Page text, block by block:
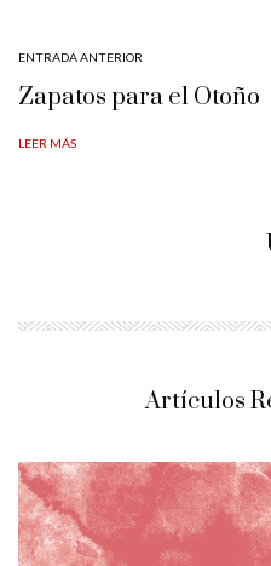
ENTRADA ANTERIOR
Zapatos para el Otoño
LEER MÁS
Artículos